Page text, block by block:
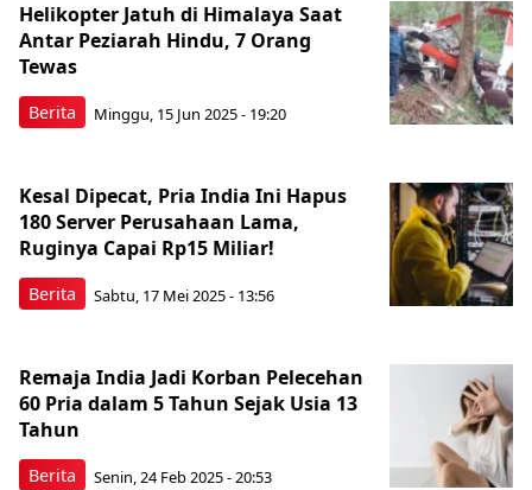
Berita
Helikopter Jatuh di Himalaya Saat
Antar Peziarah Hindu, 7 Orang
Tewas
Minggu, 15 Jun 2025 - 19:20
Berita
Kesal Dipecat, Pria India Ini Hapus
180 Server Perusahaan Lama,
Ruginya Capai Rp15 Miliar!
Sabtu, 17 Mei 2025 - 13:56
Berita
Remaja India Jadi Korban Pelecehan
60 Pria dalam 5 Tahun Sejak Usia 13
Tahun
Senin, 24 Feb 2025 - 20:53